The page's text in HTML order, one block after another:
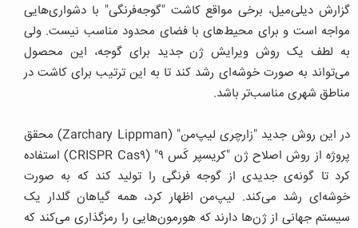
گزارش دیلی‌میل، برخی مواقع کاشت "گوجه‌فرنگی" با دشواری‌هایی
مواجه است و برای محیط‌های با فضای محدود مناسب نیست. ولی
به لطف یک روش ویرایش ژن جدید برای گوجه، این محصول
می‌تواند به صورت خوشه‌ای رشد کند تا به این ترتیب برای کاشت در
مناطق شهری مناسب‌تر باشد.
در این روش جدید "زارچری لیپ‌من" (Zarchary Lippman) محقق
پروژه از روش اصلاح ژن "کریسپر کَس ۹" (CRISPR Cas۹) استفاده
کرد تا گونه‌ی جدیدی از گوجه فرنگی را تولید کند که به صورت
خوشه‌ای رشد می‌کند. لیپ‌من اظهار کرد، همه گیاهان گلدار یک
سیستم جهانی از ژن‌ها دارند که هورمون‌هایی را رمزگذاری می‌کند که